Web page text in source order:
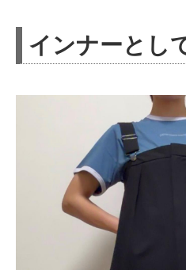
インナーとし